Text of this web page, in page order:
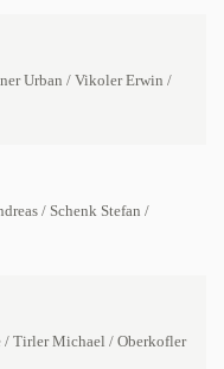
Urban / Vikoler Erwin /
/ Schenk Stefan /
/ Tirler Michael / Oberkofler